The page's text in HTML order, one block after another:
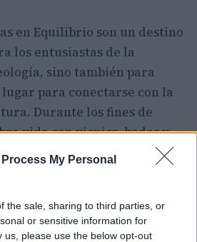
My Personal
the sale, sharing to third parties, or
or sensitive information for
us, please use the below opt-out
en Equilibrio son un destino
los entusiastas de la
sino también para
para conectarse con la
Durante los fines de
vida con picnics, bodas y
integrando estas
rocosas en la vida
y un recordatorio de la
que define a esta nación